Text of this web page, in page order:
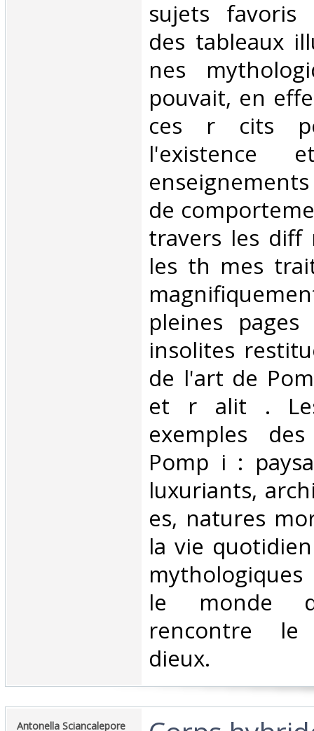
sujets favoris
des tableaux
nes
pouvait, en
ces r cits
de
travers les diff
les th mes
pleines
insolites
de l'art de
et r alit .
exemples
Pomp i :
luxuriants,
es, natures
la vie
le monde
rencontre
dieux.‎
‎Antonella Sciancalepore